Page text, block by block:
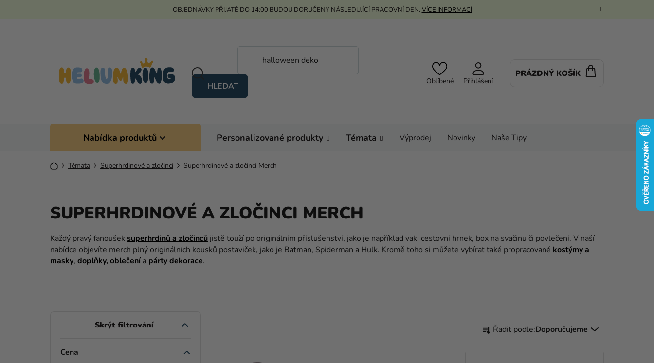
OBJEDNÁVKY PŘIJATÉ DO 14:00 BUDOU DORUČENY NÁSLEDUJÍCÍ PRACOVNÍ DEN. VÍCE INFORMACÍ
HLEDAT Oblíbené Přihlášení
PRÁZDNÝ KOŠÍK
Nabídka produktů Personalizované produkty Témata Výprodej Novinky Naše Tipy
Domů Témata Superhrdinové a zločinci Superhrdinové a zločinci Merch
SUPERHRDINOVÉ A ZLOČINCI MERCH
Každý pravý fanoušeksuperhrdinů a zločinců jistě touží po originálním příslušenství, jako je například vak, cestovní hrnek, box na svačinu či povlečení. V naší
nabídce objevíte merch plný originálních kousků postaviček, jako je Batman, Spiderman a Hulk. Kromě toho si můžete vybírat také propracované kostýmy a
masky, doplňky, oblečenía párty dekorace.
Cena
Ř Řadit podle:Doporučujeme